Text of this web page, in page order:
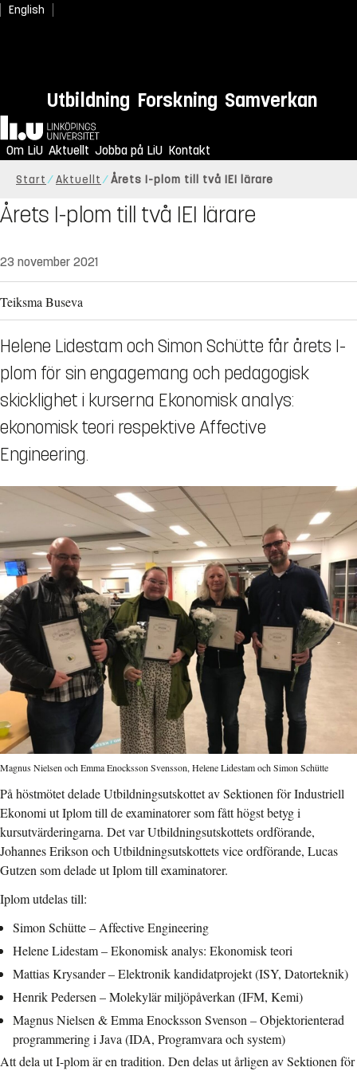
English
Utbildning Forskning Samverkan
Hem
Om LiU Aktuellt Jobba på LiU Kontakt
Start Aktuellt Årets I-plom till två IEI lärare
Årets I-plom till två IEI lärare
23 november 2021
Teiksma Buseva
Helene Lidestam och Simon Schütte får årets I-
plom för sin engagemang och pedagogisk
skicklighet i kurserna Ekonomisk analys:
ekonomisk teori respektive Affective
Engineering.
Magnus Nielsen och Emma Enocksson Svensson, Helene Lidestam och Simon Schütte
På höstmötet delade Utbildningsutskottetav Sektionen för Industriell
Ekonomiut Iplom till de examinatorer som fått högst betyg i
kursutvärderingarna. Det var Utbildningsutskottets ordförande,
Johannes Erikson och Utbildningsutskottets vice ordförande, Lucas
Gutzen som delade ut Iplom till examinatorer.
Iplom utdelas till:
Simon Schütte – Affective Engineering
Helene Lidestam – Ekonomisk analys: Ekonomisk teori
Mattias Krysander – Elektronik kandidatprojekt (ISY, Datorteknik)
Henrik Pedersen – Molekylär miljöpåverkan (IFM, Kemi)
Magnus Nielsen & Emma Enocksson Svenson – Objektorienterad
programmering i Java (IDA, Programvara och system)
Att dela ut I-plom är en tradition. Den delas ut årligen av Sektionen för